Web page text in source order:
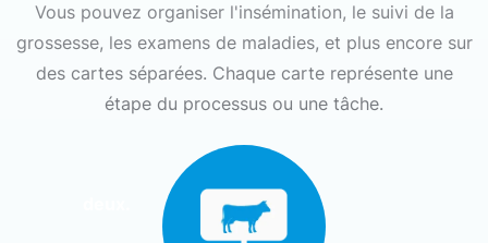
Vous pouvez organiser l'insémination, le suivi de la
grossesse, les examens de maladies, et plus encore sur
des cartes séparées. Chaque carte représente une
étape du processus ou une tâche.